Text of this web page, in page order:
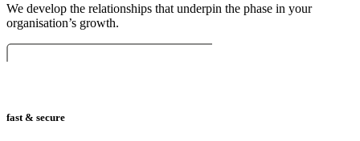
We develop the relationships that underpin the phase in your
organisation’s growth.
fast & secure